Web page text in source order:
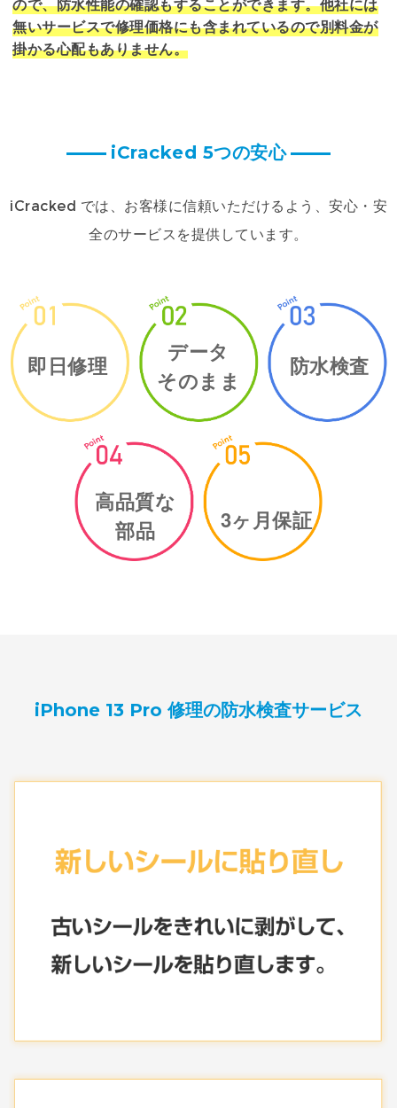
無いサービスで修理価格にも含まれているので別料金が
掛かる心配もありません。
iCracked 5つの安心
iCracked では、お客様に信頼いただけるよう、安心・安
全のサービスを提供しています。
即日修理
データ
そのまま
防水検査
高品質な
部品
3ヶ月保証
iPhone 13 Pro 修理の防水検査サービス